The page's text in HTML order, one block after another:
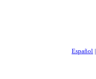
Español |